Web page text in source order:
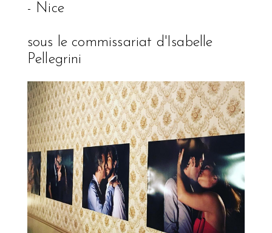
- Nice
sous le commissariat d'Isabelle
Pellegrini